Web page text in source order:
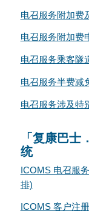
电召服务附加费
电召服务附加费
电召服务乘客隧
电召服务半费减
电召服务涉及特
「复康巴
统
ICOMS 电召服
排)
ICOMS 客户注